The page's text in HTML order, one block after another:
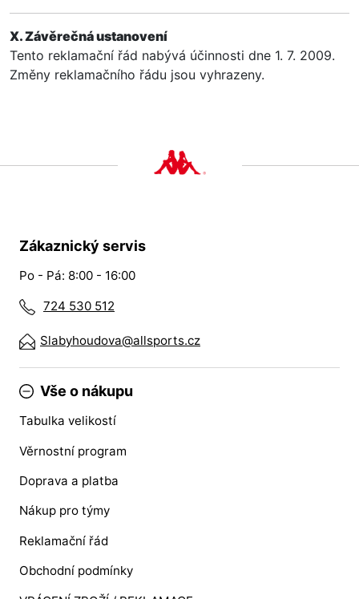
X. Závěrečná ustanovení
Tento reklamační řád nabývá účinnosti dne 1. 7. 2009.
Změny reklamačního řádu jsou vyhrazeny.
Zákaznický servis
Po - Pá: 8:00 - 16:00
724 530 512
Slabyhoudova@allsports.cz
Vše o nákupu
Tabulka velikostí
Věrnostní program
Doprava a platba
Nákup pro týmy
Reklamační řád
Obchodní podmínky